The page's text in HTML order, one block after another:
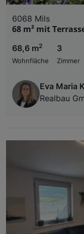
6068 Mils
68 m² mit
68,6 m2
Wohnfläche
3
Zimmer
Eva Maria
Realbau